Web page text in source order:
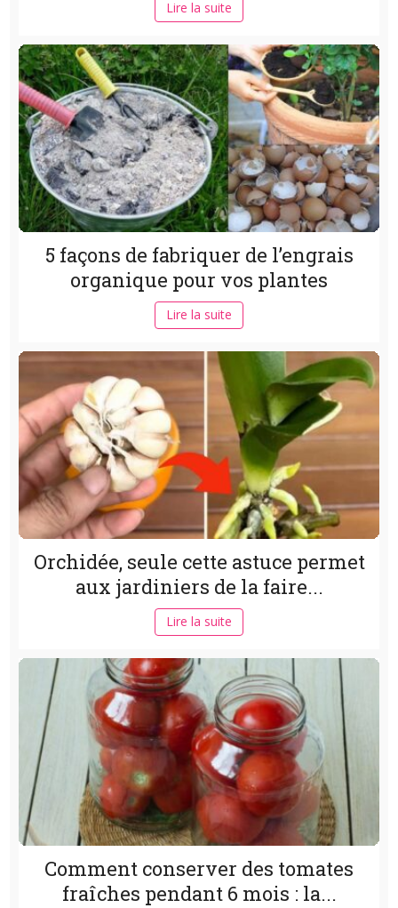
Lire la suite
5 façons de fabriquer de l’engrais
organique pour vos plantes
Lire la suite
Orchidée, seule cette astuce permet
aux jardiniers de la faire...
Lire la suite
Comment conserver des tomates
fraîches pendant 6 mois : la...